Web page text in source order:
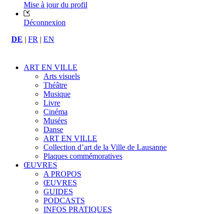
Mise à jour du profil
Déconnexion
DE | FR | EN
ART EN VILLE
Arts visuels
Théâtre
Musique
Livre
Cinéma
Musées
Danse
ART EN VILLE
Collection d’art de la Ville de Lausanne
Plaques commémoratives
ŒUVRES
A PROPOS
ŒUVRES
GUIDES
PODCASTS
INFOS PRATIQUES